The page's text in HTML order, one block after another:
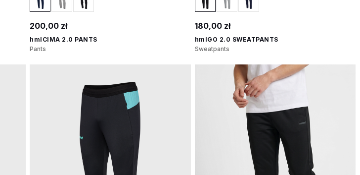
200,00 zł
hmlCIMA 2.0 PANTS
Pants
180,00 zł
hmlGO 2.0 SWEATPANTS
Sweatpants